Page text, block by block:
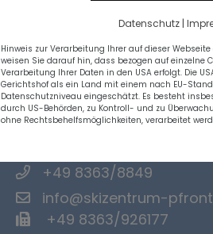
+49 8363/8849
info@skizentrum-
+49 8363/926177
Datenschutz |
Hinweis zur Verarbeitung Ihrer auf dieser
weisen Sie darauf hin, dass bezogen auf einzelne
Verarbeitung Ihrer Daten in den USA erfolgt. Die
Gerichtshof als ein Land mit einem nach EU-
Datenschutzniveau eingeschätzt. Es besteht
durch US-Behörden, zu Kontroll- und zu
ohne Rechtsbehelfsmöglichkeiten, verarbeitet